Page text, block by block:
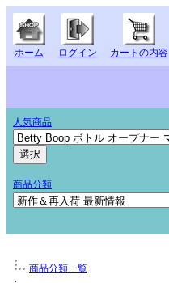
ホーム ログイン カートの内容
人気商品
商品分類
商品分類一覧